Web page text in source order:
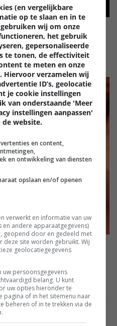
VAN TEUFEL
P7 WIRELESS
(en vergelijkbare
op te slaan en in te
gebruiken wij om onze
het gebruik
gepersonaliseerde
te tonen, de effectiviteit
te meten en onze
Hiervoor verzamelen wij
ID’s, geolocatie
je cookie instellingen
van onderstaande 'Meer
instellingen aanpassen'
de website.
en content,
en ontwikkeling van diensten
opslaan en/of openen
verwerkt en informatie van uw
en andere apparaatgegevens)
geopend door en gedeeld met
site worden gebruikt. Wij
geolocatiegegevens
uw persoonsgegevens
belang. U kunt
uw opties hieronder te
pagina of in het sitemenu naar
beheren of in te trekken via de